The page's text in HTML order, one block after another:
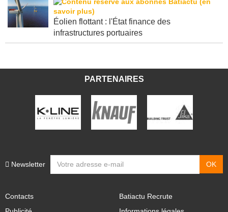
Éolien flottant : l'État finance des
infrastructures portuaires
PARTENAIRES
Newsletter
Contacts
Batiactu Recrute